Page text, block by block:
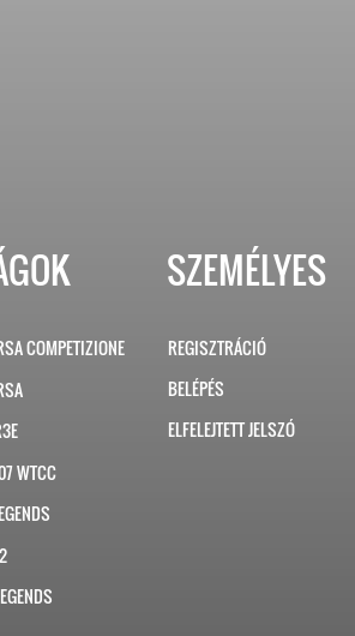
COMPETIZIONE
WTCC
SZEMÉLYES
REGISZTRÁCIÓ
BELÉPÉS
ELFELEJTETT JELSZÓ